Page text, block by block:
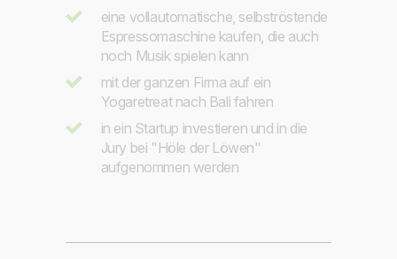
eine vollautomatische, selbströstende
Espressomaschine kaufen, die auch
noch Musik spielen kann
mit der ganzen Firma auf ein
Yogaretreat nach Bali fahren
in ein Startup investieren und in die
Jury bei "Höle der Löwen"
aufgenommen werden